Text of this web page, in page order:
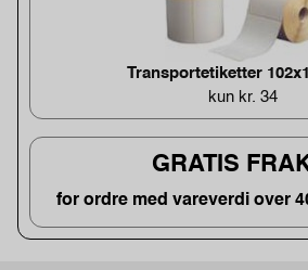
Transportetiketter
kun kr. 34
GRATIS
for ordre med vareverdi over